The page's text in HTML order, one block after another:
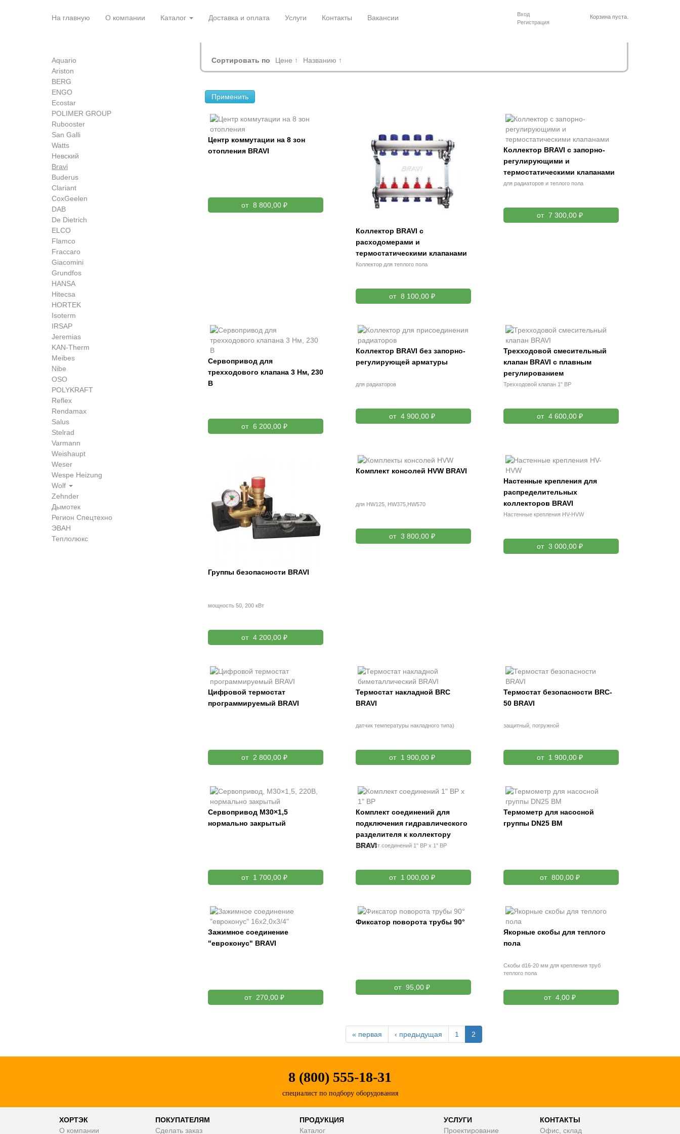
Вход
Регистрация
Корзина пуста.
На главную О компании Каталог Доставка и оплата Услуги Контакты Вакансии
Aquario
Ariston
BERG
ENGO
Ecostar
POLIMER GROUP
Rubooster
San Galli
Watts
Невский
Bravi
Buderus
Clariant
CoxGeelen
DAB
De Dietrich
ELCO
Flamco
Fraccaro
Giacomini
Grundfos
HANSA
Hitecsa
HORTEK
Isoterm
IRSAP
Jeremias
KAN-Therm
Meibes
Nibe
OSO
POLYKRAFT
Reflex
Rendamax
Salus
Stelrad
Varmann
Weishaupt
Weser
Wespe Heizung
Wolf
Zehnder
Дымотек
Регион Спецтехно
ЭВАН
Теплолюкс
Сортировать по Цене ↑ Названию ↑
Применить
Центр коммутации на 8 зон
отопления BRAVI
от 8 800,00 ₽
Коллектор BRAVI с
расходомерами и
термостатическими клапанами
Коллектор для теплого пола
от 8 100,00 ₽
Коллектор BRAVI с запорно-
регулирующими и
термостатическими клапанами
для радиаторов и теплого пола
от 7 300,00 ₽
Сервопривод для
трехходового клапана 3 Нм, 230
В
от 6 200,00 ₽
Коллектор BRAVI без запорно-
регулирующей арматуры
для радиаторов
от 4 900,00 ₽
Трехходовой смесительный
клапан BRAVI с плавным
регулированием
Трехходовой клапан 1" ВР
от 4 600,00 ₽
Группы безопасности BRAVI
мощность 50, 200 кВт
от 4 200,00 ₽
Комплект консолей HVW BRAVI
для HW125, HW375,HW570
от 3 800,00 ₽
Настенные крепления для
распределительных
коллекторов BRAVI
Настенные крепления HV-HVW
от 3 000,00 ₽
Цифровой термостат
программируемый BRAVI
от 2 800,00 ₽
Термостат накладной BRC
BRAVI
датчик температуры накладного типа)
от 1 900,00 ₽
Термостат безопасности BRC-
50 BRAVI
защитный, погружной
от 1 900,00 ₽
Сервопривод М30×1,5
нормально закрытый
от 1 700,00 ₽
Комплект соединений для
подключения гидравлического
разделителя к коллектору
BRAVI
Комплект соединений 1" ВР x 1" ВР
от 1 000,00 ₽
Термометр для насосной
группы DN25 BM
от 800,00 ₽
Зажимное соединение
"евроконус" BRAVI
от 270,00 ₽
Фиксатор поворота трубы 90°
от 95,00 ₽
Якорные скобы для теплого
пола
Скобы d16-20 мм для крепления труб
теплого пола
от 4,00 ₽
« первая ‹ предыдущая 1 2
8 (800) 555-18-31
специалист по подбору оборудования
ХОРТЭК
О компании
ПОКУПАТЕЛЯМ
Сделать заказ
ПРОДУКЦИЯ
Каталог
УСЛУГИ
Проектирование
КОНТАКТЫ
Офис, склад